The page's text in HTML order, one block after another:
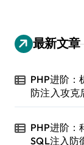
最新文章
PHP进阶：
防注入攻克
PHP进阶：
SQL注入防